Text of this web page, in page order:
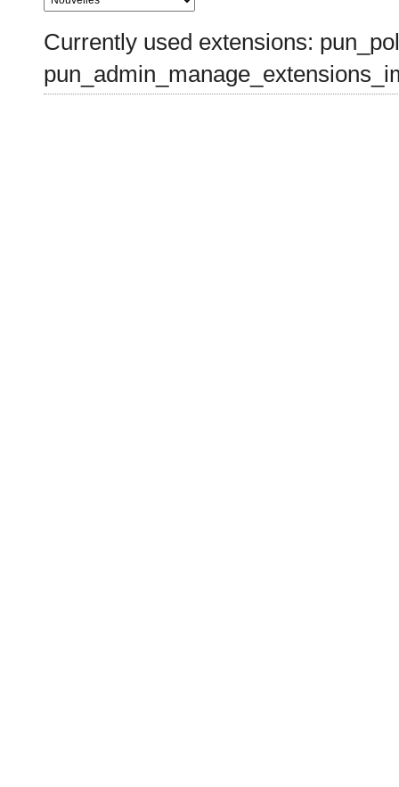
Currently used extensions: